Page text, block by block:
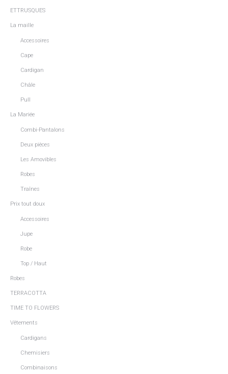
ETTRUSQUES
La maille
Accessoires
Cape
Cardigan
Châle
Pull
La Mariée
Combi-Pantalons
Deux pièces
Les Amovibles
Robes
Traînes
Prix tout doux
Accessoires
Jupe
Robe
Top / Haut
Robes
TERRACOTTA
TIME TO FLOWERS
Vêtements
Cardigans
Chemisiers
Combinaisons